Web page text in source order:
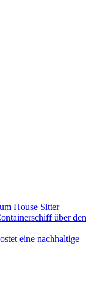
House Sitter
über den
eine nachhaltige